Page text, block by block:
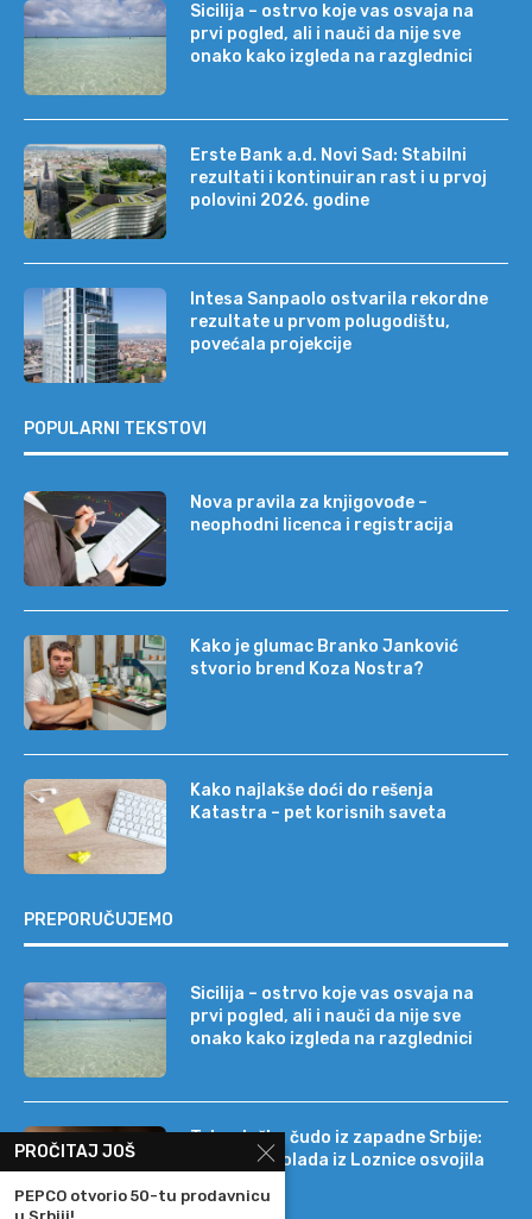
Sicilija – ostrvo koje vas osvaja na
prvi pogled, ali i nauči da nije sve
onako kako izgleda na razglednici
Erste Bank a.d. Novi Sad: Stabilni
rezultati i kontinuiran rast i u prvoj
polovini 2026. godine
Intesa Sanpaolo ostvarila rekordne
rezultate u prvom polugodištu,
povećala projekcije
POPULARNI TEKSTOVI
Nova pravila za knjigovođe –
neophodni licenca i registracija
Kako je glumac Branko Janković
stvorio brend Koza Nostra?
Kako najlakše doći do rešenja
Katastra – pet korisnih saveta
PREPORUČUJEMO
Sicilija – ostrvo koje vas osvaja na
prvi pogled, ali i nauči da nije sve
onako kako izgleda na razglednici
Tehnološko čudo iz zapadne Srbije:
kako je čokolada iz Loznice osvojila
PROČITAJ JOŠ
PEPCO otvorio 50-tu prodavnicu